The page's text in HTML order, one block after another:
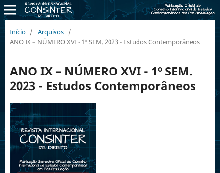
Início / Arquivos /
ANO IX – NÚMERO XVI - 1º SEM. 2023 - Estudos Contemporâneos
ANO IX – NÚMERO XVI - 1º SEM.
2023 - Estudos Contemporâneos